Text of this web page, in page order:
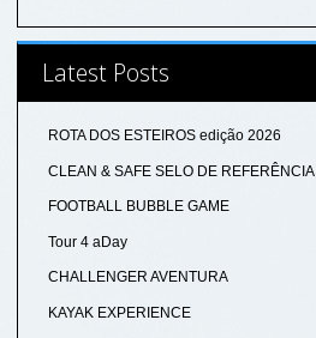
Latest Posts
ROTA DOS ESTEIROS edição 2026
CLEAN & SAFE SELO DE REFERÊNCIA
FOOTBALL BUBBLE GAME
Tour 4 aDay
CHALLENGER AVENTURA
KAYAK EXPERIENCE